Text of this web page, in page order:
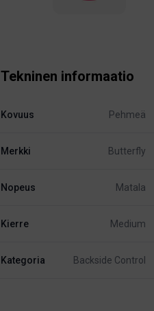
Tekninen informaatio
Kovuus Pehmeä
Merkki Butterfly
Nopeus Matala
Kierre Medium
Kategoria Backside Control